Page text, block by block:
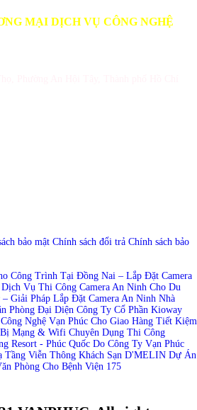
MẠI DỊCH VỤ CÔNG NGHỆ
bảo mật Chính sách đổi trả Chính sách bảo
Công Trình Tại Đồng Nai – Lắp Đặt Camera
Dịch Vụ Thi Công Camera An Ninh Cho Du
– Giải Pháp Lắp Đặt Camera An Ninh Nhà
Phòng Đại Diện Công Ty Cổ Phần Kioway
Nghệ Vạn Phúc Cho Giao Hàng Tiết Kiệm
Mạng & Wifi Chuyên Dụng Thi Công
Resort - Phúc Quốc Do Công Ty Vạn Phúc
Tầng Viễn Thông Khách Sạn D'MELIN Dự Án
Phòng Cho Bệnh Viện 175